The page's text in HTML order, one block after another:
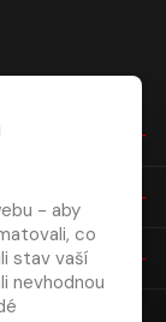
- aby
co
stav vaší
nevhodnou